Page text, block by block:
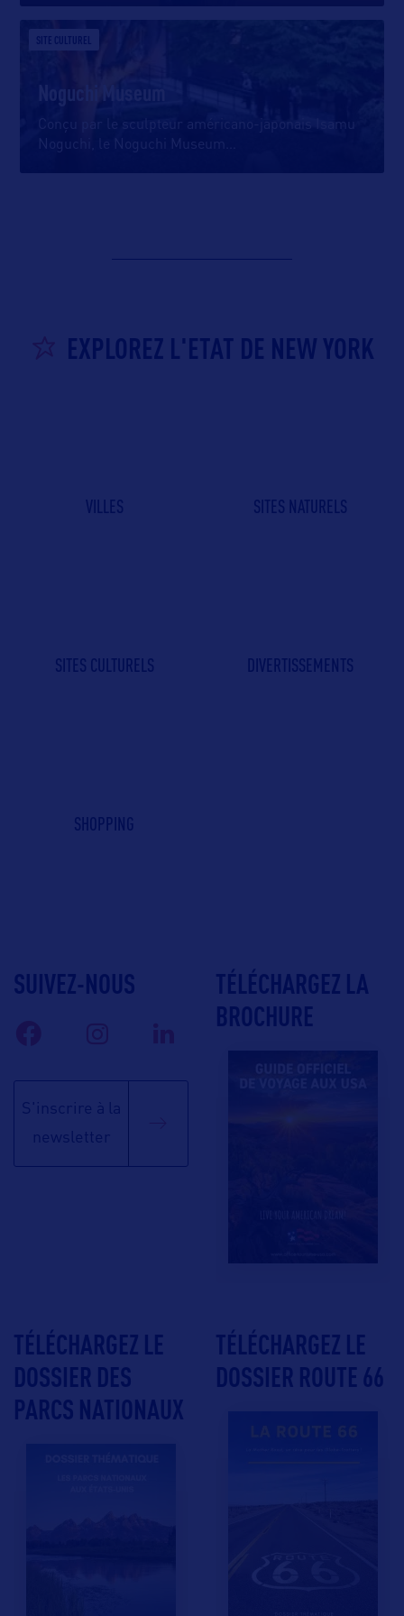
SITE CULTUREL
Noguchi Museum
Conçu par le sculpteur américano-japonais Isamu
Noguchi, le Noguchi Museum
EXPLOREZ L'ETAT DE NEW YORK
VILLES SITES NATURELS
SITES CULTURELS DIVERTISSEMENTS
SHOPPING
SUIVEZ-NOUS
S'inscrire à la
newsletter
TÉLÉCHARGEZ LA
BROCHURE
TÉLÉCHARGEZ LE
DOSSIER DES
PARCS NATIONAUX
TÉLÉCHARGEZ LE
DOSSIER ROUTE 66